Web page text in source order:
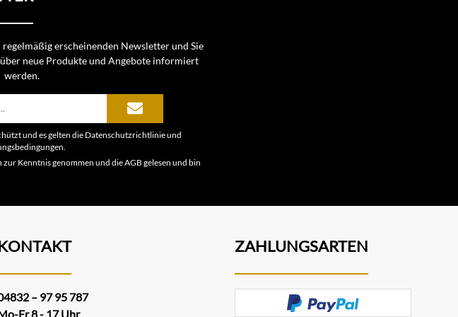
erscheinenden Newsletter und Sie
neue Produkte und Angebote informiert
werden.
und es gelten die Datenschutzrichtlinieund
zur Kenntnis genommen und dieAGB gelesen und bin
– 97 95 787
Fr 8 - 17 Uhr
ZAHLUNGSARTEN